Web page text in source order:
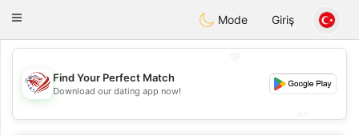
Dating
Toggle
Mode Giriş
💖
💕
Find Your Perfect Match
Download our dating app now!